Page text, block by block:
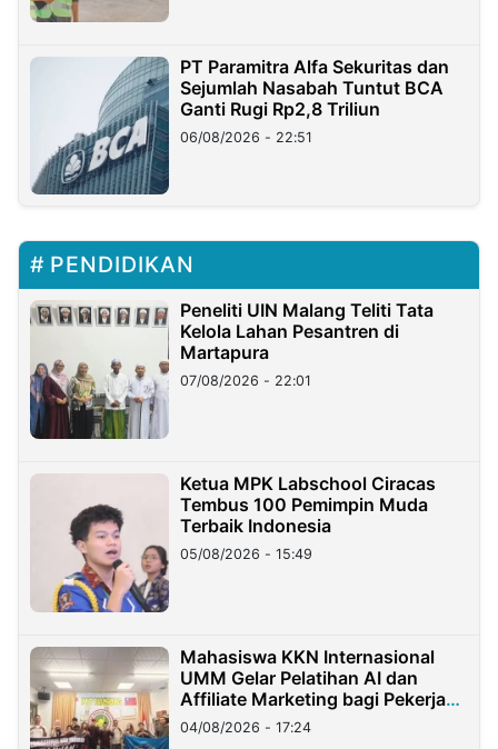
PT Paramitra Alfa Sekuritas dan
Sejumlah Nasabah Tuntut BCA
Ganti Rugi Rp2,8 Triliun
06/08/2026 - 22:51
PENDIDIKAN
Peneliti UIN Malang Teliti Tata
Kelola Lahan Pesantren di
Martapura
07/08/2026 - 22:01
Ketua MPK Labschool Ciracas
Tembus 100 Pemimpin Muda
Terbaik Indonesia
05/08/2026 - 15:49
Mahasiswa KKN Internasional
UMM Gelar Pelatihan AI dan
Affiliate Marketing bagi Pekerja
Migran Indonesia di Taiwan
04/08/2026 - 17:24